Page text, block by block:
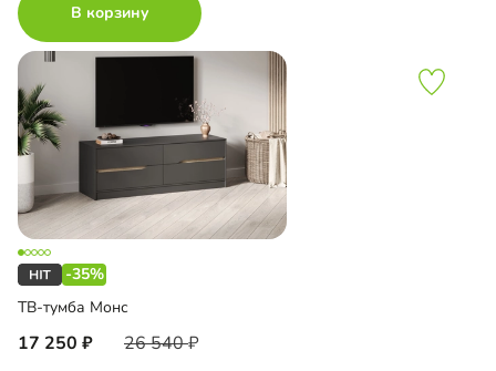
В корзину
-35%
ТВ-тумба Монс
17 250 26 540